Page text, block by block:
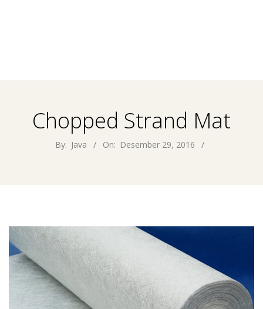
Chopped Strand Mat
By: Java On: Desember 29, 2016